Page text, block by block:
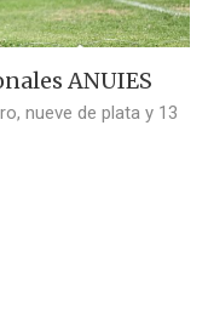
ANUIES
nueve de plata y 13